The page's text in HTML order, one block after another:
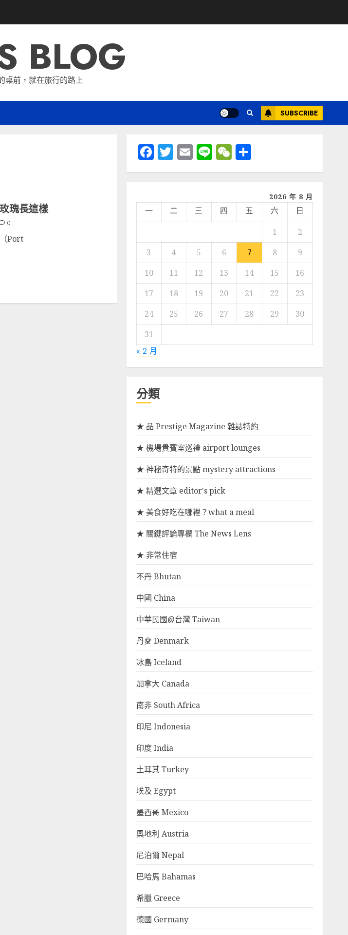
BLOG
桌前，就在旅行的路上
SUBSCRIBE
瑰長這樣
0
Port
Facebook
Twitter
Email
LineWeChat
分
享
2026 年 8 月
一 二 三 四 五 六
日
1
2
3
4 5 6 7 8
9
10
11 12 13 14 15
16
17
18 19 20 21 22
23
24
25 26 27 28 29
30
31
« 2 月
分類
★ 品 Prestige Magazine 雜誌特約
★ 機場貴賓室巡禮 airport lounges
★ 神秘奇特的景點 mystery attractions
★ 精選文章 editor's pick
★ 美食好吃在哪裡？what a meal
★ 關鍵評論專欄 The News Lens
★ 非常住宿
不丹 Bhutan
中國 China
中華民國@台灣 Taiwan
丹麥 Denmark
冰島 Iceland
加拿大 Canada
南非 South Africa
印尼 Indonesia
印度 India
土耳其 Turkey
埃及 Egypt
墨西哥 Mexico
奧地利 Austria
尼泊爾 Nepal
巴哈馬 Bahamas
希臘 Greece
德國 Germany